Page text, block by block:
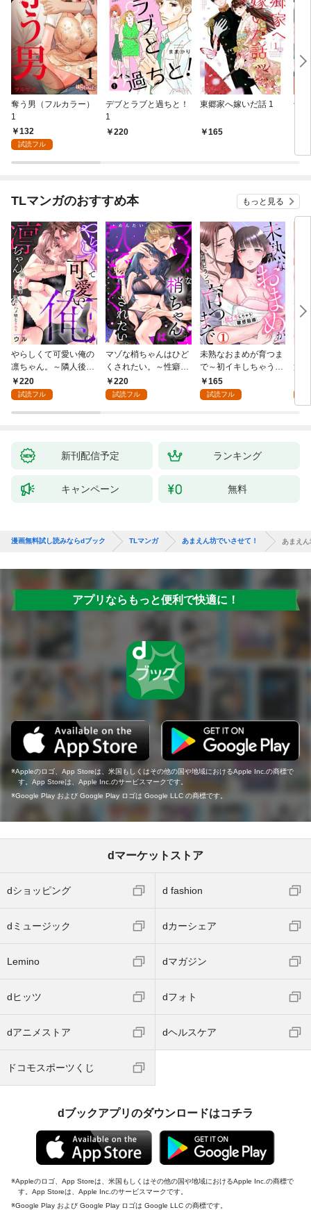
奪う男（フルカラー）
1
132
試読フル
デブとラブと過ちと！
1
220
東郷家へ嫁いだ話 1
165
十
TLマンガのおすすめ本 もっと見る
やらしくて可愛い俺の
凛ちゃん。～隣人後輩
くんのイキすぎた執着
にハメ堕とされる～(1)
220
試読フル
マゾな梢ちゃんはひど
くされたい。～性癖マ
ッチした後輩と欲望の
ままにセックスしたら
220
試読フル
未熟なおまめが育つま
で～初イキしちゃう敏
感指導～1
165
試読フル
筋
1【
付
新刊配信予定 ランキング
キャンペーン 無料
漫画無料試し読みならdブック TLマンガ あまえん坊でいさせて！ あまえ
アプリならもっと便利で快適に！
Appleのロゴ、App Storeは、米国もしくはその他の国や地域におけるApple Inc.の商標で
す。App Storeは、Apple Inc.のサービスマークです。
Google Play および Google Play ロゴは Google LLC の商標です。
dマーケットストア
dショッピング d fashion
dミュージック dカーシェア
Lemino dマガジン
dヒッツ dフォト
dアニメストア dヘルスケア
ドコモスポーツくじ
dブックアプリのダウンロードはコチラ
Appleのロゴ、App Storeは、米国もしくはその他の国や地域におけるApple Inc.の商標で
す。App Storeは、Apple Inc.のサービスマークです。
Google Play および Google Play ロゴは Google LLC の商標です。